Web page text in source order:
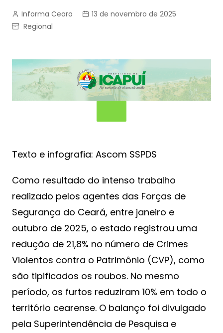
Informa Ceara
13 de novembro de 2025
Regional
Texto e infografia: Ascom SSPDS
Como resultado do intenso trabalho
realizado pelos agentes das Forças de
Segurança do Ceará, entre janeiro e
outubro de 2025, o estado registrou uma
redução de 21,8% no número de Crimes
Violentos contra o Patrimônio (CVP), como
são tipificados os roubos. No mesmo
período, os furtos reduziram 10% em todo o
território cearense. O balanço foi divulgado
pela Superintendência de Pesquisa e